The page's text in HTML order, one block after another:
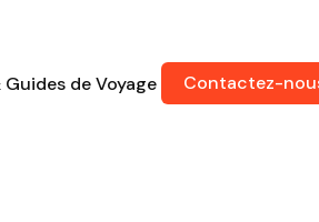
Guides de Voyage Contactez-